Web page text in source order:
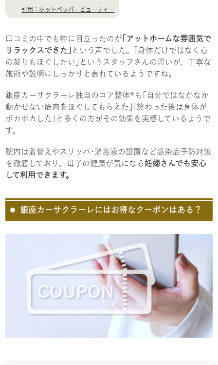
引用：ホットペッパービューティー
口コミの中でも特に目立ったのが ｢アットホームな雰囲気で
リラックスできた｣
という声でした。｢身体だけではなく心
の凝りもほぐしたい｣というスタッフさんの思いが、丁寧な
施術や説明にしっかりと表れているようですね。
銀座カーサクラーレ独自のコア整体®も｢自分ではなかなか
動かせない筋肉をほぐしてもらえた｣｢終わった後は身体が
ポカポカした｣と多くの方がその効果を実感しているようで
す。
院内は着替えやスリッパ･消毒液の設置など感染症予防対策
を徹底しており、母子の健康が気になる 妊婦さんでも安心
して利用できます。
銀座カーサクラーレにはお得なクーポンはある？